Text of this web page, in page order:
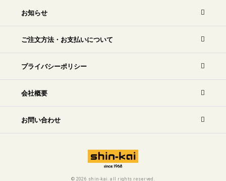
お知らせ
ご注文方法・お支払いについて
プライバシーポリシー
会社概要
お問い合わせ
© 2026 shin-kai. all rights reserved.